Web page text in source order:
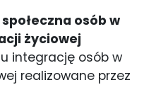
osób w
życiowej
integrację osób w
realizowane przez